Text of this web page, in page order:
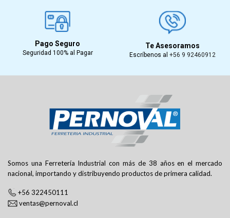
Pago Seguro
Seguridad 100% al Pagar
Te Asesoramos
Escríbenos al +56 9 92460912
Somos una Ferretería Industrial con más de 38 años en el mercado
nacional, importando y distribuyendo productos de primera calidad.
+56 322450111
ventas@pernoval.cl